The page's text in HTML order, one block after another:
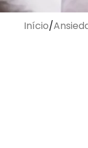
Início/